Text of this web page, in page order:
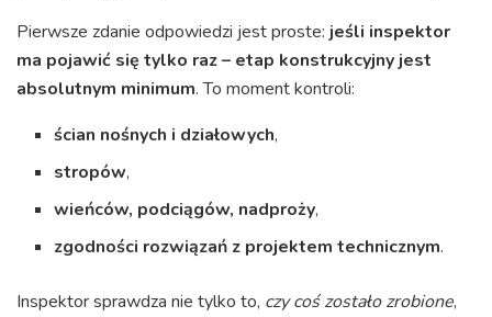
Pierwsze zdanie odpowiedzi jest proste: jeśli inspektor
ma pojawić się tylko raz – etap konstrukcyjny jest
absolutnym minimum. To moment kontroli:
ścian nośnych i działowych,
stropów,
wieńców, podciągów, nadproży,
zgodności rozwiązań z projektem technicznym.
Inspektor sprawdza nie tylko to, czy coś zostało zrobione,